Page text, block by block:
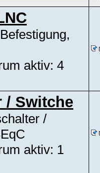
aktiv: 4
/ Switche
/
aktiv: 1